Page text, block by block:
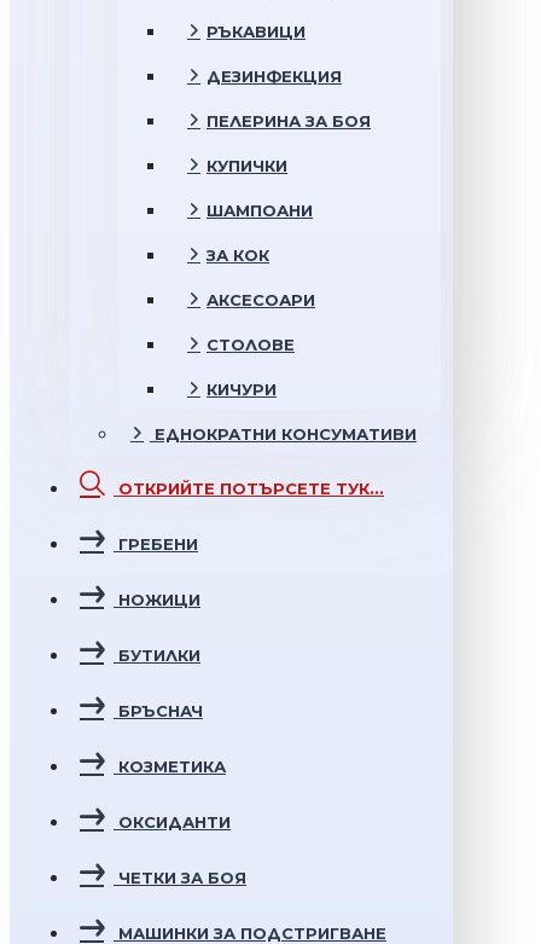
РЪКАВИЦИ
ДЕЗИНФЕКЦИЯ
ПЕЛЕРИНА ЗА БОЯ
КУПИЧКИ
ШАМПОАНИ
ЗА КОК
АКСЕСОАРИ
СТОЛОВЕ
КИЧУРИ
ЕДНОКРАТНИ КОНСУМАТИВИ
ОТКРИЙТЕ ПОТЪРСЕТЕ ТУК...
ГРЕБЕНИ
НОЖИЦИ
БУТИЛКИ
БРЪСНАЧ
КОЗМЕТИКА
ОКСИДАНТИ
ЧЕТКИ ЗА БОЯ
МАШИНКИ ЗА ПОДСТРИГВАНЕ